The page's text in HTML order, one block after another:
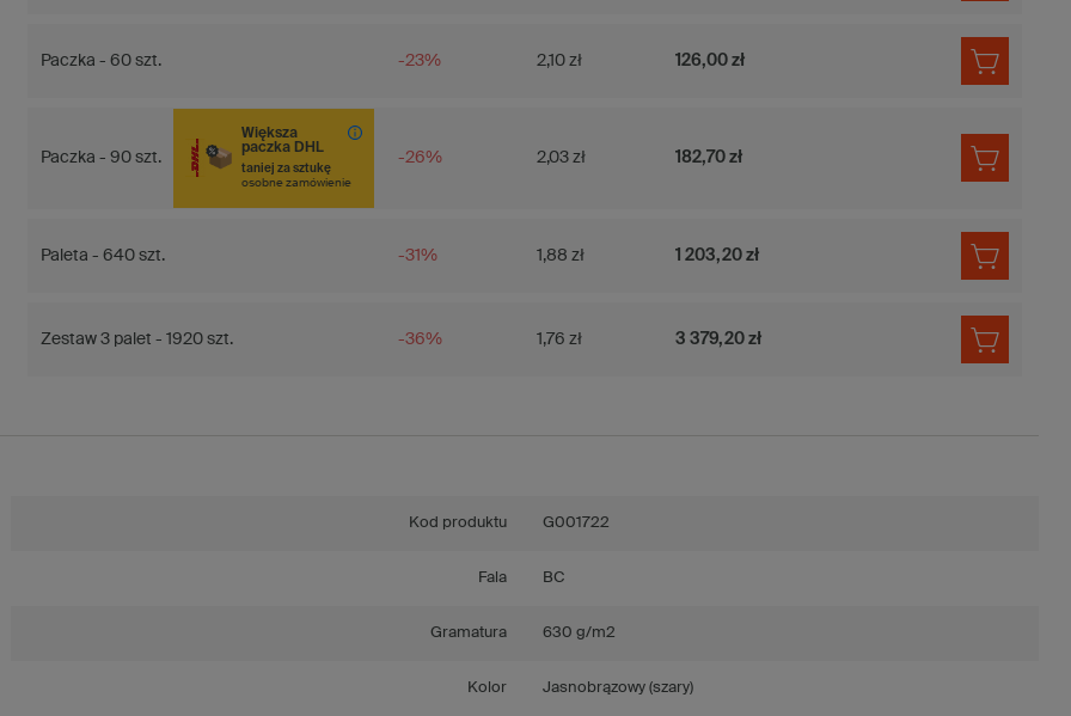
Paczka - 60 szt. -23% 2,10 zł 126,00 zł
Paczka - 90 szt.
Większa
paczka DHL
taniej za sztukę
osobne zamówienie
-26% 2,03 zł 182,70 zł
Paleta - 640 szt. -31% 1,88 zł 1 203,20 zł
Zestaw 3 palet - 1920 szt. -36% 1,76 zł 3 379,20 zł
Kod produktu G001722
Fala BC
Gramatura 630 g/m2
Kolor Jasnobrązowy (szary)